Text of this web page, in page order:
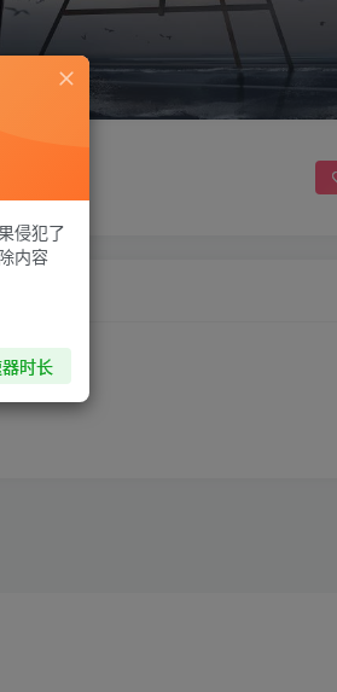
侵犯了
内容
时长